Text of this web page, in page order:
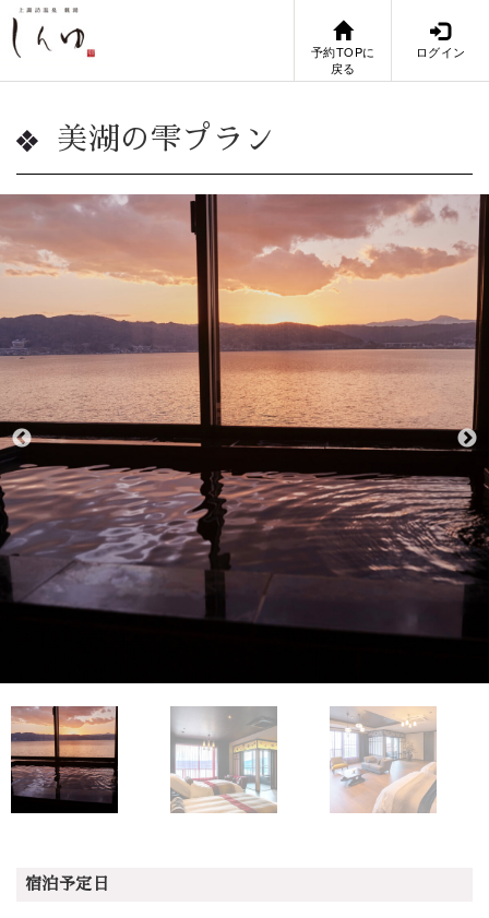
予約TOPに
戻る
ログイン
美湖の雫プラン
宿泊予定日